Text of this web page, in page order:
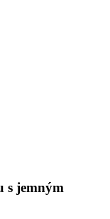
s jemným